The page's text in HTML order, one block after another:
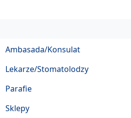
Ambasada/Konsulat
Lekarze/Stomatolodzy
Parafie
Sklepy